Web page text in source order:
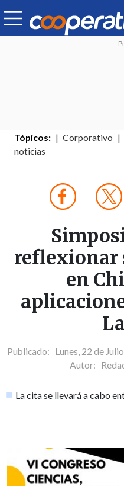
Tópicos: Corporativo
noticias
reflexionar
en
Publicado: Lunes, 22 de
Autor:
La cita se llevará a cabo